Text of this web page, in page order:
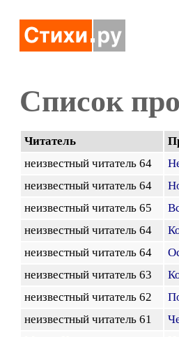
Список
Читатель
неизвестный читатель 64
неизвестный читатель 64
неизвестный читатель 65
неизвестный читатель 64
неизвестный читатель 64
неизвестный читатель 63
неизвестный читатель 62
неизвестный читатель 61